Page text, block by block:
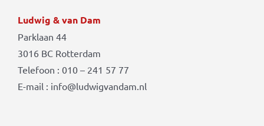
Ludwig & van Dam
Parklaan 44
3016 BC Rotterdam
Telefoon : 010 – 241 57 77
E-mail : info@ludwigvandam.nl